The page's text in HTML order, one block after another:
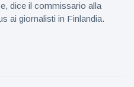
dice il commissario alla
ai giornalisti in Finlandia.